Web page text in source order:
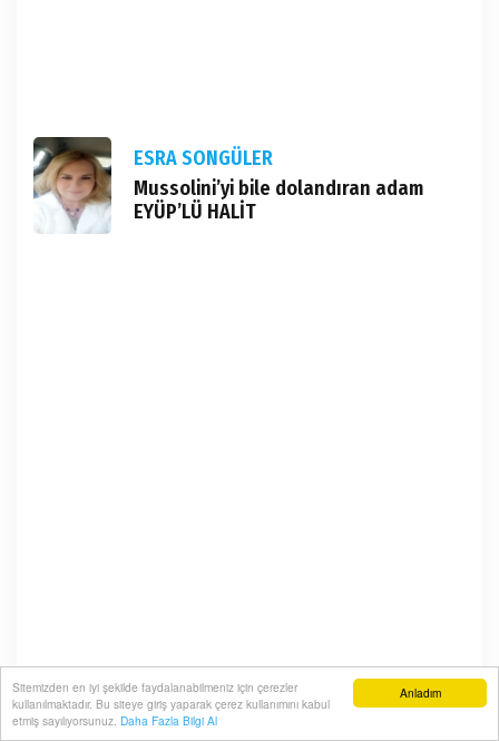
Anladım
Sitemizden en iyi şekilde faydalanabilmeniz için çerezler
kullanılmaktadır. Bu siteye giriş yaparak çerez kullanımını kabul
etmiş sayılıyorsunuz. Daha Fazla Bilgi Al
ESRA SONGÜLER
Mussolini’yi bile dolandıran adam
EYÜP’LÜ HALİT